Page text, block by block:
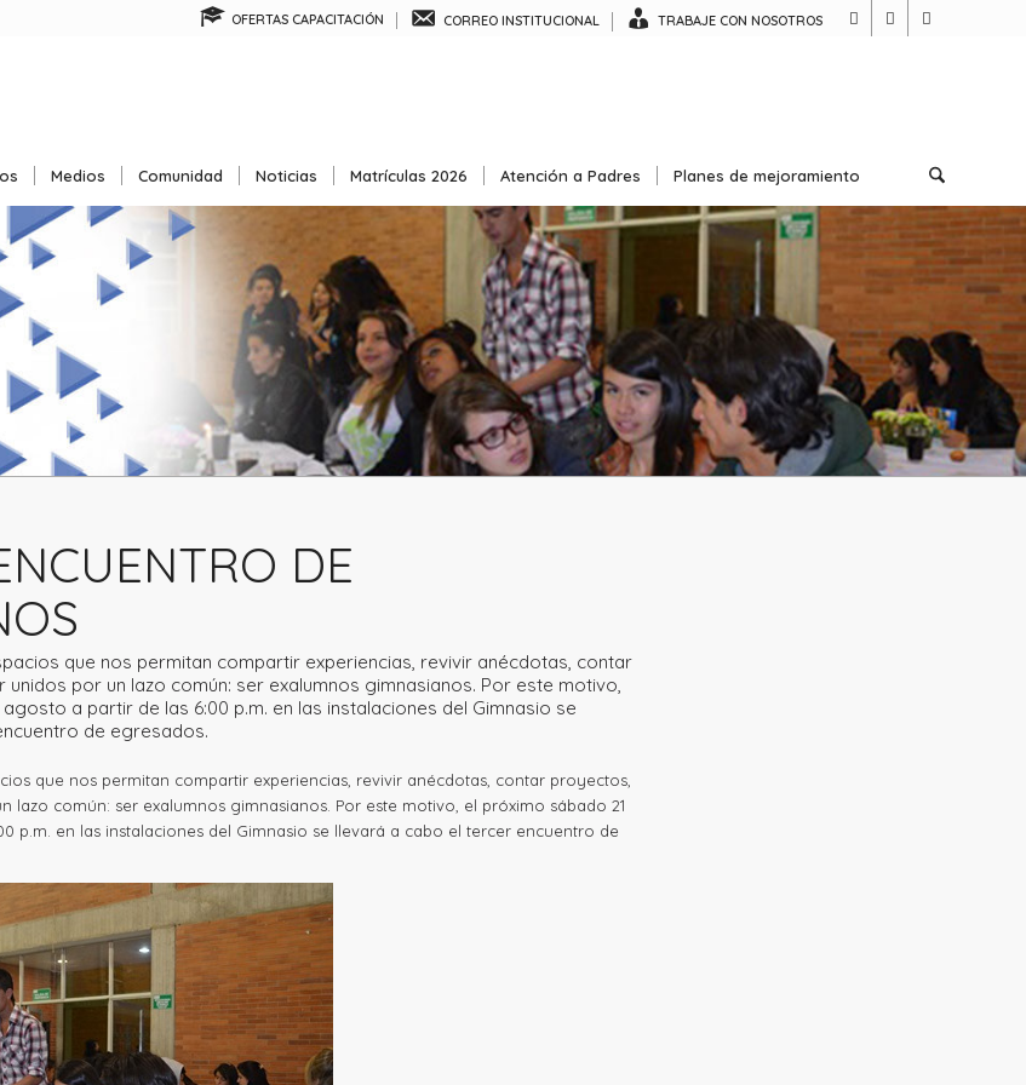
OFERTAS CAPACITACIÓN CORREO INSTITUCIONAL TRABAJE CON NOSOTROS
Medios Comunidad Noticias Matrículas 2026 Atención a Padres Planes de mejoramiento
DE
que nos permitan compartir experiencias, revivir anécdotas, contar
por un lazo común: ser exalumnos gimnasianos. Por este motivo,
a partir de las 6:00 p.m. en las instalaciones del Gimnasio se
de egresados.
que nos permitan compartir experiencias, revivir anécdotas, contar proyectos,
lazo común: ser exalumnos gimnasianos. Por este motivo, el próximo sábado 21
p.m. en las instalaciones del Gimnasio se llevará a cabo el tercer encuentro de